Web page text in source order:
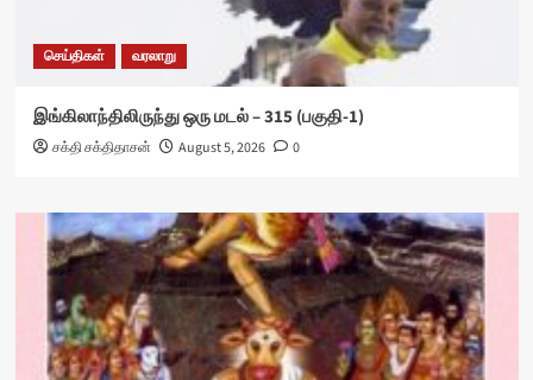
செய்திகள் வரலாறு
இங்கிலாந்திலிருந்து ஒரு மடல் – 315 (பகுதி-1)
சக்தி சக்திதாசன் August 5, 2026 0